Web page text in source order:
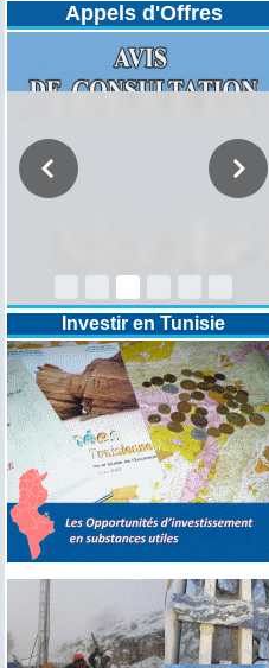
Appels d'Offres
EXERCICES 2025-2026-2027
Investir en Tunisie